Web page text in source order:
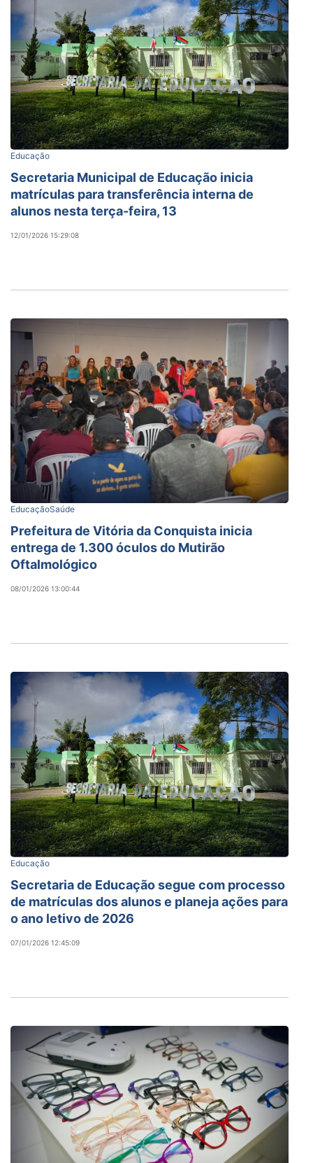
Educação
Secretaria Municipal de Educação inicia
matrículas para transferência interna de
alunos nesta terça-feira, 13
12/01/2026 15:29:08
EducaçãoSaúde
Prefeitura de Vitória da Conquista inicia
entrega de 1.300 óculos do Mutirão
Oftalmológico
08/01/2026 13:00:44
Educação
Secretaria de Educação segue com processo
de matrículas dos alunos e planeja ações para
o ano letivo de 2026
07/01/2026 12:45:09